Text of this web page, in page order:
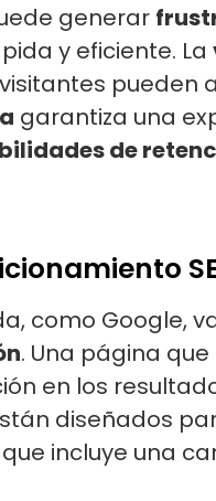
generar
y eficiente. La
pueden
garantiza una
de
como Google,
. Una página
en los
diseñados
incluye una